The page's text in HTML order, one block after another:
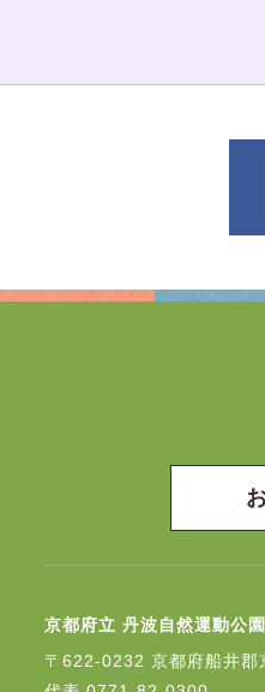
京都府立 丹波自然運動公園
〒622-0232 京都府船井郡